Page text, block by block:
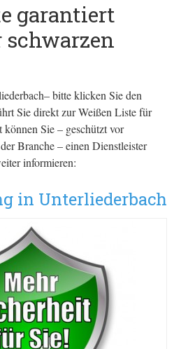
garantiert
schwarzen
bitte klicken Sie den
Sie direkt zur Weißen Liste für
Sie – geschützt vor
Branche – einen Dienstleister
informieren:
in Unterliederbach